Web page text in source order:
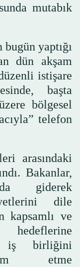
mutabık
bugün yaptığı
dün akşam
istişare
başta
bölgesel
telefon
arasındaki
Bakanlar,
giderek
dile
kapsamlı ve
hedeflerine
iş birliğini
etme